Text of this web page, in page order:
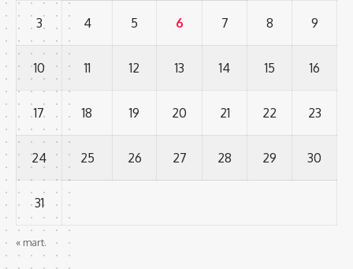
3 4 5 6 7 8 9
10 11 12 13 14 15 16
17 18 19 20 21 22 23
24 25 26 27 28 29 30
31
« mart.